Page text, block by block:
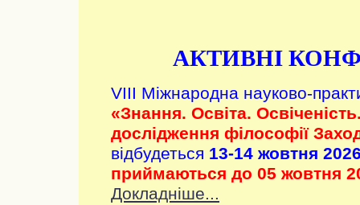
АКТИВНІ
VIII Міжнародна науково-
«Знання. Освіта.
дослідження філософії
відбудеться 13-14 жовтня
приймаються до 05 жовтня
Докладніше...